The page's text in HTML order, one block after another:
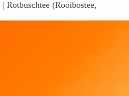
| Rotbuschtee (Rooibostee,